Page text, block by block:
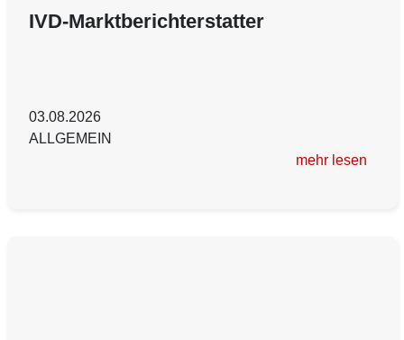
IVD-Marktberichterstatter
03.08.2026
ALLGEMEIN
mehr lesen